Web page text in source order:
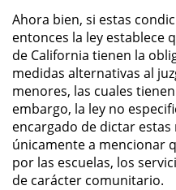
Delitos de
Chocar
Evadir a
Ahora bien, si estas
entonces la ley establece
de California tienen la
medidas alternativas al
menores, las cuales
embargo, la ley no
encargado de dictar
únicamente a mencionar
por las escuelas, los
de carácter comunitario.